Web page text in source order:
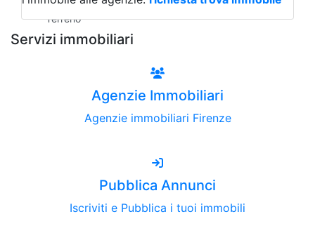
Terreno edificabile
Terreno
Servizi immobiliari
Agenzie Immobiliari
Agenzie immobiliari Firenze
Pubblica Annunci
Iscriviti e Pubblica i tuoi immobili